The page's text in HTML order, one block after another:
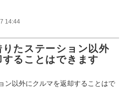
14:44
たステーション以外
ることはできます
ン以外にクルマを返却することはで